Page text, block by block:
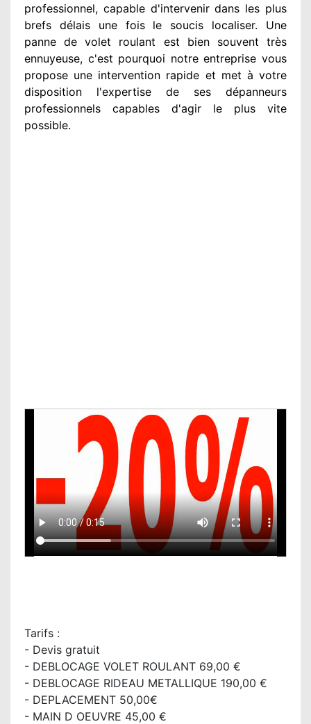
professionnel, capable d'intervenirdans les plus
brefs délais une fois le soucis localiser. Une
panne de volet roulant est bien souvent très
ennuyeuse, c'est pourquoi notre entreprise vous
propose une intervention rapide et met à votre
disposition l'expertise de ses dépanneurs
professionnels capables d'agir le plus vite
possible.
Tarifs :
- Devis gratuit
- DEBLOCAGE VOLET ROULANT 69,00 €
- DEBLOCAGE RIDEAU METALLIQUE 190,00 €
- DEPLACEMENT 50,00€
- MAIN D OEUVRE 45,00 €